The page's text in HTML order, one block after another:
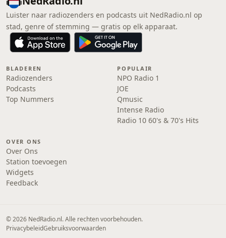
Luister naar radiozenders en podcasts uit NedRadio.nl op
stad, genre of stemming — gratis op elk apparaat.
BLADEREN
Radiozenders
Podcasts
Top Nummers
POPULAIR
NPO Radio 1
JOE
Qmusic
Intense Radio
Radio 10 60's & 70's Hits
OVER ONS
Over Ons
Station toevoegen
Widgets
Feedback
© 2026 NedRadio.nl. Alle rechten voorbehouden.
PrivacybeleidGebruiksvoorwaarden